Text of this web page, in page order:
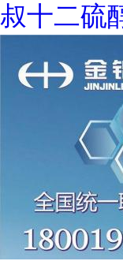
叔十二硫